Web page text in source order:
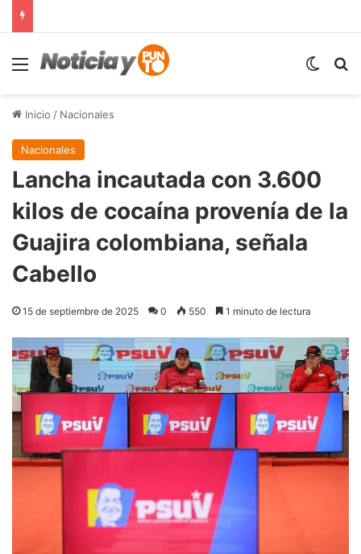
Menú
Inicio / Nacionales
Nacionales
Lancha incautada con 3.600
kilos de cocaína provenía de la
Guajira colombiana, señala
Cabello
15 de septiembre de 2025 0 550 1 minuto de lectura